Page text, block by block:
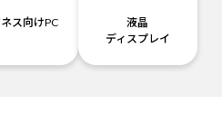
ス向けPC
液晶
ディスプレイ